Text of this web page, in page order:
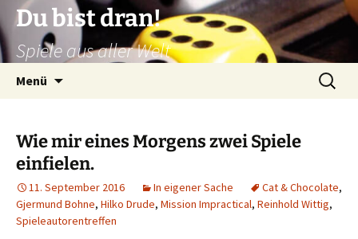
Zum
Inhalt
springen
Du bist dran!
Spiele aus aller Welt
Menü
Suchen
nach:
Wie mir eines Morgens zwei Spiele
einfielen.
11. September 2016 In eigener Sache Cat & Chocolate,
Gjermund Bohne, Hilko Drude, Mission Impractical, Reinhold Wittig,
Spieleautorentreffen